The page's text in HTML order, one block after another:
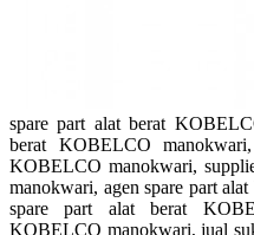
spare part alat berat
berat KOBELCO
KOBELCO manokwari,
manokwari, agen spare part
spare part alat berat
KOBELCO manokwari, jual